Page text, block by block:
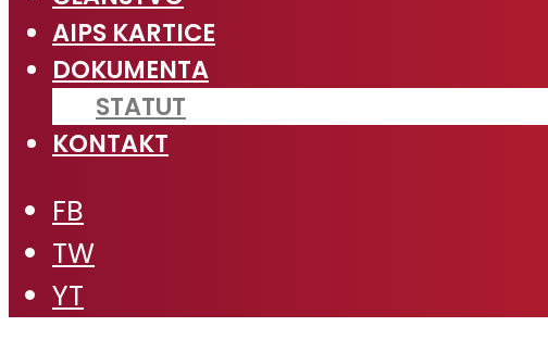
AIPS KARTICE
DOKUMENTA
STATUT
KONTAKT
FB
TW
YT